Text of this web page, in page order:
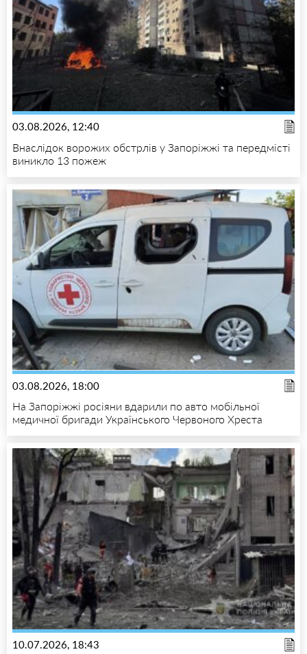
03.08.2026, 12:40
Внаслідок ворожих обстрлів у Запоріжжі та передмісті
виникло 13 пожеж
03.08.2026, 18:00
На Запоріжжі росіяни вдарили по авто мобільної
медичної бригади Українського Червоного Хреста
10.07.2026, 18:43